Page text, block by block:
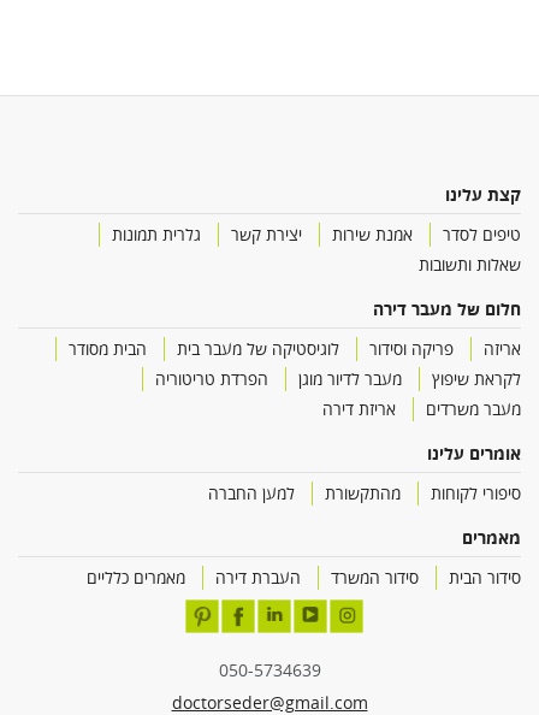
קצת עלינו
טיפים לסדר אמנת שירות יצירת קשר
גלרית תמונות
שאלות ותשובות
חלום של מעבר דירה
אריזה פריקה וסידור לוגיסטיקה של מעבר בית
הבית מסודר
לקראת שיפוץ
מעבר לדיור מוגן
הפרדת טריטוריה
מעבר משרדים
אריזת דירה
אומרים עלינו
סיפורי לקוחות מהתקשורת למען החברה
מאמרים
סידור הבית סידור המשרד העברת דירה מאמרים כלליים
050-5734639
doctorseder@gmail.com